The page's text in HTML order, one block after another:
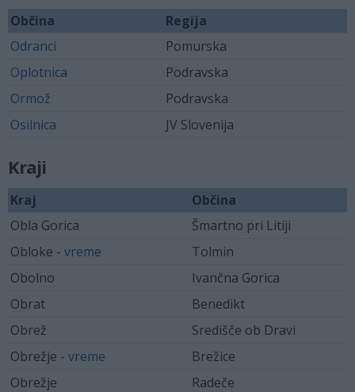
Občina
Regija
Odranci
Pomurska
Oplotnica
Podravska
Ormož
Podravska
Osilnica
JV Slovenija
Kraji
Kraj
Občina
Obla Gorica
Šmartno pri Litiji
Obloke - vreme
Tolmin
Obolno
Ivančna Gorica
Obrat
Benedikt
Obrež
Središče ob Dravi
Obrežje - vreme
Brežice
Obrežje
Radeče